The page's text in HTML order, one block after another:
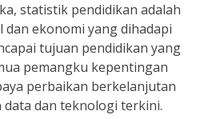
statistik pendidikan adalah
ekonomi yang dihadapi
tujuan pendidikan yang
pemangku kepentingan
perbaikan berkelanjutan
dan teknologi terkini.